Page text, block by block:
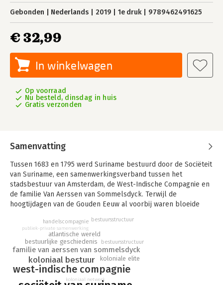
Gebonden Nederlands 2019 1e druk 9789462491625
€ 32,99
In winkelwagen
Op voorraad
Nu besteld, dinsdag in huis
Gratis verzonden
Samenvatting
Tussen 1683 en 1795 werd Suriname bestuurd door de Sociëteit
van Suriname, een samenwerkingsverband tussen het
stadsbestuur van Amsterdam, de West-Indische Compagnie en
de familie Van Aerssen van Sommelsdyck. Terwijl de
hoogtijdagen van de Gouden Eeuw al voorbij waren bloeide
Bij de verovering van Suriname en de beroemde 'uitruil' tegen
Nieuw Amsterdam (New York) was het nog allerminst zeker dat
de kleine vestiging aan de Surinamerivier werkelijk uit zou
groeien tot een bloeiende kolonie. Die bloei kwam echter
tegen een hoge prijs tot stand. Honderdduizenden gevangen
Afrikanen werden in een voor hen onbekend land onder een
west-indische compagnie
koloniaal bestuur
familie van aerssen van sommelsdyck
bestuurlijke geschiedenis
atlantische wereld
koloniale elite
koloniaal netwerk
bestuursstructuur
publiek-private samenwerking
handelscompagnie bestuursstructuur